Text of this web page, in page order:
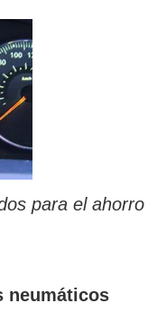
para el ahorro
neumáticos